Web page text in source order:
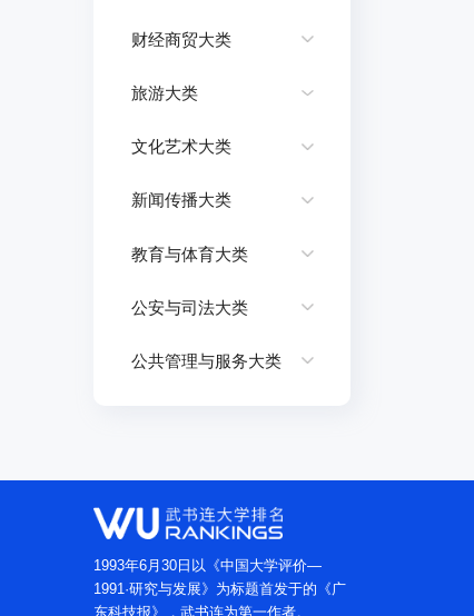
财经商贸大类
旅游大类
文化艺术大类
新闻传播大类
教育与体育大类
公安与司法大类
公共管理与服务大类
1993年6月30日以《中国大学评价—
1991·研究与发展》为标题首发于的《广
东科技报》，武书连为第一作者。